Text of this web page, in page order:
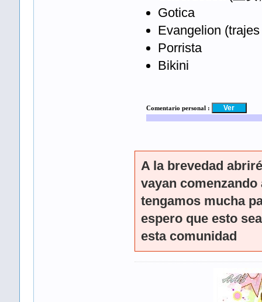
Gotica
Evangelion
Porrista
Bikini
Comentario personal :
A la brevedad
vayan
tengamos mucha
espero que esto
esta comunidad